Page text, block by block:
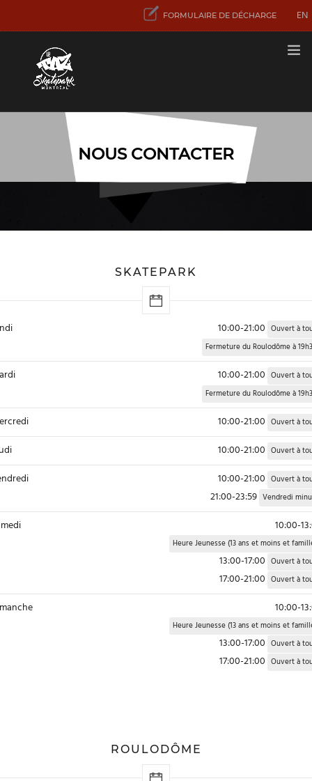
FORMULAIRE DE DÉCHARGE EN
PREMIÈRE VISITENOUS CONTACTER
SKATEPARK
10:00-21:00 Ouvert à
Fermeture du Roulodôme à
10:00-21:00 Ouvert à
Fermeture du Roulodôme à
10:00-21:00 Ouvert à
10:00-21:00 Ouvert à
10:00-21:00 Ouvert à
21:00-23:59 Vendredi
10:00-
Heure Jeunesse (13 ans et moins et
13:00-17:00 Ouvert à
17:00-21:00 Ouvert à
10:00-
Heure Jeunesse (13 ans et moins et
13:00-17:00 Ouvert à
17:00-21:00 Ouvert à
ROULODÔME